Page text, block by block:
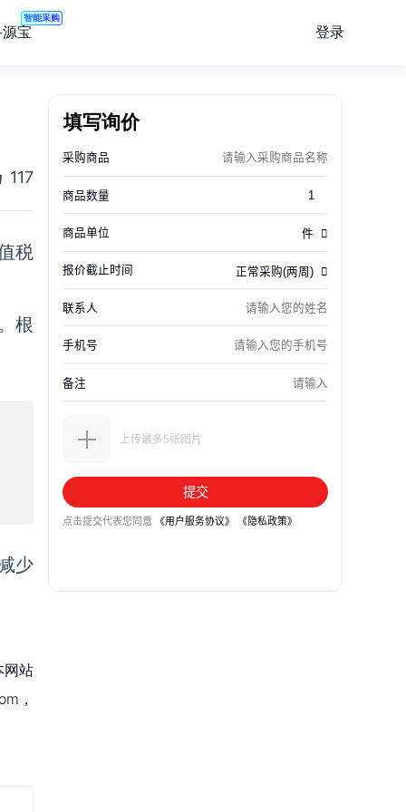
宝
智能采购
登录
117
税
根
少
网站
，